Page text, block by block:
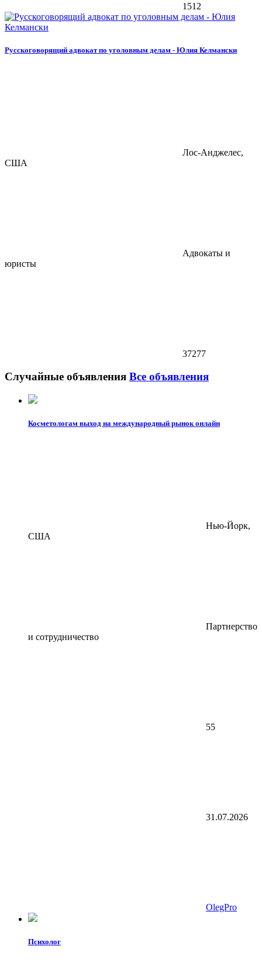
1512
Русскоговорящий адвокат по уголовным делам - Юлия Келмански
Лос-Анджелес,
США
Адвокаты и
юристы
37277
Случайные объявления Все объявления
Косметологам выход на международный рынок онлайн
Нью-Йорк,
США
Партнерство
и сотрудничество
55
31.07.2026
OlegPro
Психолог